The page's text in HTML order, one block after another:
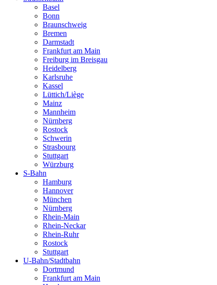
Basel
Bonn
Braunschweig
Bremen
Darmstadt
Frankfurt am Main
Freiburg im Breisgau
Heidelberg
Karlsruhe
Kassel
Lüttich/Liège
Mainz
Mannheim
Nürnberg
Rostock
Schwerin
Strasbourg
Stuttgart
Würzburg
S-Bahn
Hamburg
Hannover
München
Nürnberg
Rhein-Main
Rhein-Neckar
Rhein-Ruhr
Rostock
Stuttgart
U-Bahn/Stadtbahn
Dortmund
Frankfurt am Main